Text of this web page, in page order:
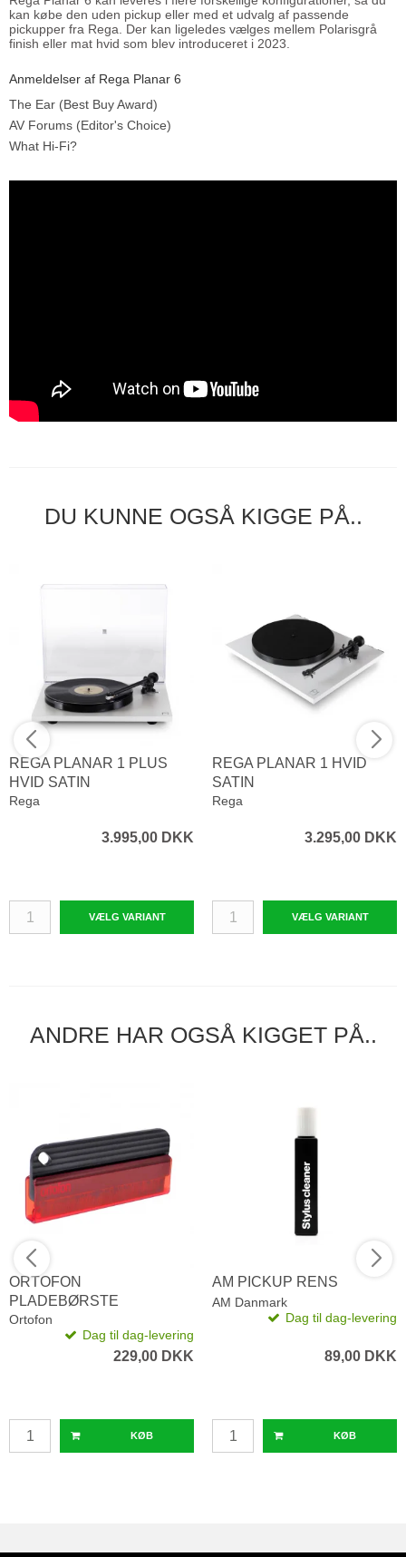
kan købe den uden pickup eller med et udvalg af passende
pickupper fra Rega. Der kan ligeledes vælges mellem Polarisgrå
finish eller mat hvid som blev introduceret i 2023.
Anmeldelser af Rega Planar 6
The Ear (Best Buy Award)
AV Forums (Editor's Choice)
What Hi-Fi?
DU KUNNE OGSÅ KIGGE PÅ..
REGA PLANAR 1 PLUS
HVID SATIN
Rega
3.995,00 DKK
VÆLG VARIANT
REGA PLANAR 1 HVID
SATIN
Rega
3.295,00 DKK
VÆLG VARIANT
ANDRE HAR OGSÅ KIGGET PÅ..
ORTOFON
PLADEBØRSTE
Ortofon
Dag til dag-levering
229,00 DKK
KØB
AM PICKUP RENS
AM Danmark
Dag til dag-levering
89,00 DKK
KØB